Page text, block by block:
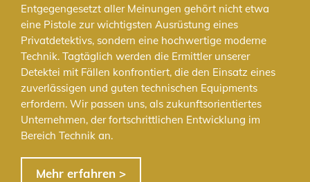
Entgegengesetzt aller Meinungen gehört nicht etwa
eine Pistole zur wichtigsten Ausrüstung eines
Privatdetektivs, sondern eine hochwertige moderne
Technik. Tagtäglich werden die Ermittler unserer
Detektei mit Fällen konfrontiert, die den Einsatz eines
zuverlässigen und guten technischen Equipments
erfordern. Wir passen uns, als zukunftsorientiertes
Unternehmen, der fortschrittlichen Entwicklung im
Bereich Technik an.
Mehr erfahren >